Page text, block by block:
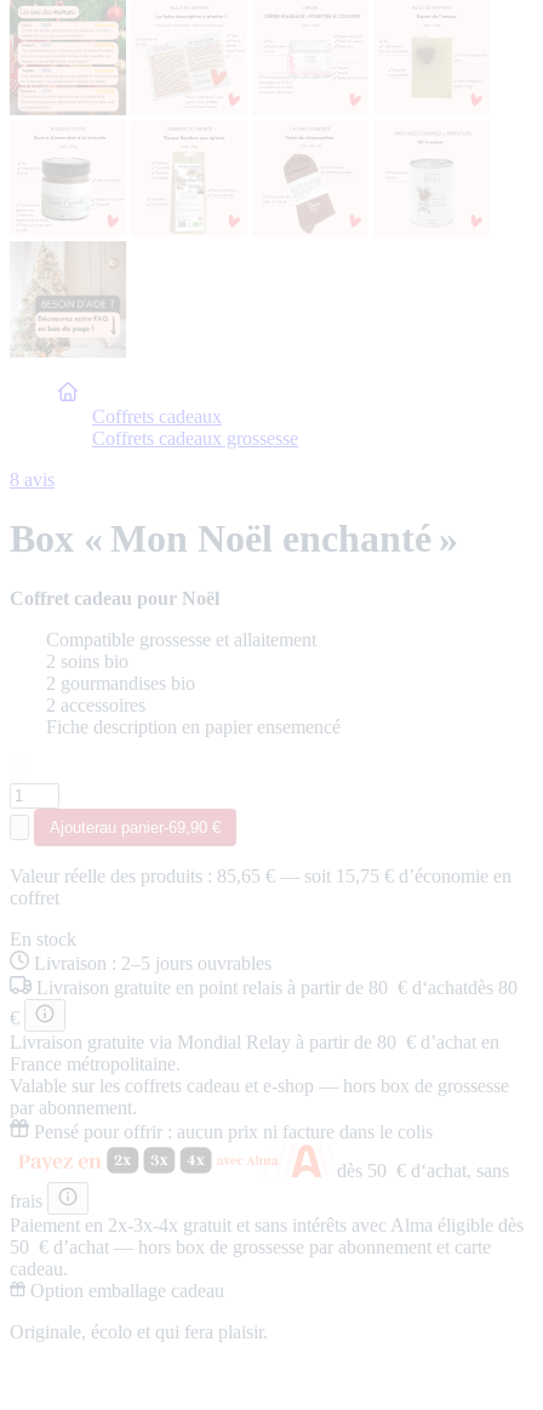
Accueil
Coffrets cadeaux
Coffrets cadeaux grossesse
8 avis
Box « Mon Noël enchanté »
Coffret cadeau pour Noël
Compatible grossesse et allaitement
2 soins bio
2 gourmandises bio
2 accessoires
Fiche description en papier ensemencé
Ajouterau panier-69,90 €
Valeur réelle des produits : 85,65 € — soit 15,75 € d’économie en
coffret
En stock
Livraison : 2–5 jours ouvrables
Livraison gratuite en point relais à partir de 80 € d‘achatdès 80
€
Livraison gratuite via Mondial Relay à partir de 80 € d’achat en
France métropolitaine.
Valable sur les coffrets cadeau et e-shop — hors box de grossesse
par abonnement.
Pensé pour offrir : aucun prix ni facture dans le colis
dès 50 € d‘achat, sans
frais
Paiement en 2x-3x-4x gratuit et sans intérêts avec Alma éligible dès
50 € d’achat — hors box de grossesse par abonnement et carte
cadeau.
Option emballage cadeau
Originale, écolo et qui fera plaisir.